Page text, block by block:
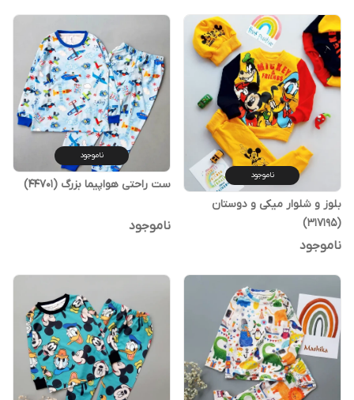
ناموجود
بلوز و شلوار میکی و دوستان
(317195)
ناموجود
ناموجود
ست راحتی هواپیما بزرگ (44701)
ناموجود